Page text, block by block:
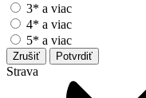
3* a viac
4* a viac
5* a viac
Zrušiť Potvrdiť
Strava